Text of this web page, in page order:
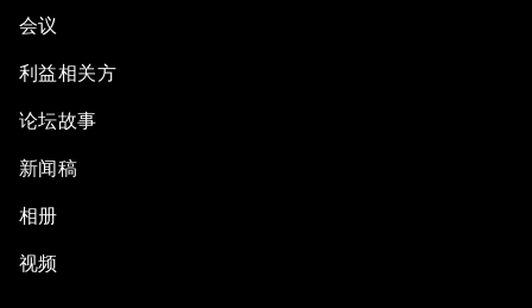
会议
利益相关方
论坛故事
新闻稿
相册
视频